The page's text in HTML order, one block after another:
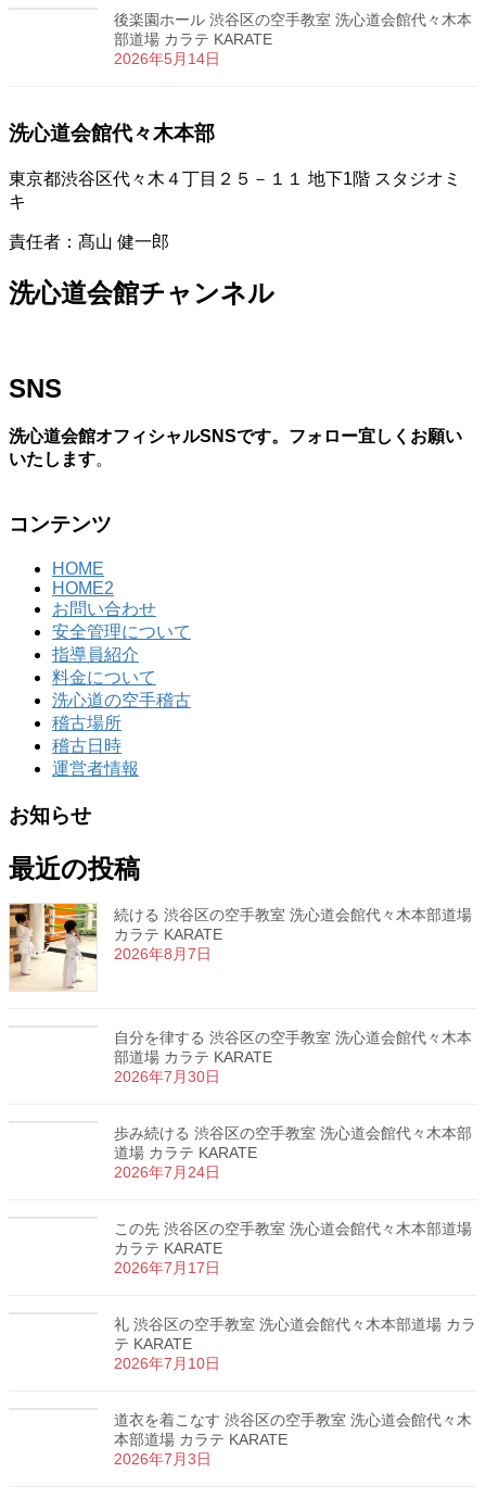
後楽園ホール 渋谷区の空手教室 洗心道会館代々木本
部道場 カラテ KARATE
2026年5月14日
洗心道会館代々木本部
東京都渋谷区代々木４丁目２５－１１ 地下1階 スタジオミ
キ
責任者：髙山 健一郎
洗心道会館チャンネル
SNS
洗心道会館オフィシャルSNSです。フォロー宜しくお願い
いたします。
コンテンツ
HOME
HOME2
お問い合わせ
安全管理について
指導員紹介
料金について
洗心道の空手稽古
稽古場所
稽古日時
運営者情報
お知らせ
最近の投稿
続ける 渋谷区の空手教室 洗心道会館代々木本部道場
カラテ KARATE
2026年8月7日
自分を律する 渋谷区の空手教室 洗心道会館代々木本
部道場 カラテ KARATE
2026年7月30日
歩み続ける 渋谷区の空手教室 洗心道会館代々木本部
道場 カラテ KARATE
2026年7月24日
この先 渋谷区の空手教室 洗心道会館代々木本部道場
カラテ KARATE
2026年7月17日
礼 渋谷区の空手教室 洗心道会館代々木本部道場 カラ
テ KARATE
2026年7月10日
道衣を着こなす 渋谷区の空手教室 洗心道会館代々木
本部道場 カラテ KARATE
2026年7月3日